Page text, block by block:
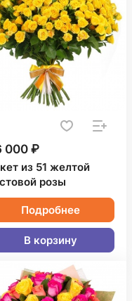
000 ₽
из 51 желтой
розы
Подробнее
В корзину